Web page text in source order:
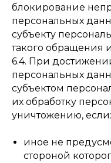
блокирование
персональных
субъекту
такого обращения
6.4. При
персональных
субъектом
их обработку
уничтожению, если:
иное не
стороной